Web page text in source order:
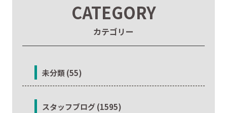
CATEGORY
カテゴリー
未分類 (55)
スタッフブログ (1595)